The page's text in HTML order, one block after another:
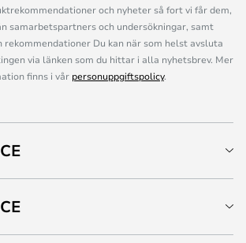
och nyheter så fort vi får dem,
samarbetspartners och undersökningar, samt
rekommendationer Du kan när som helst avsluta
via länken som du hittar i alla nyhetsbrev. Mer
finns i vår personuppgiftspolicy.